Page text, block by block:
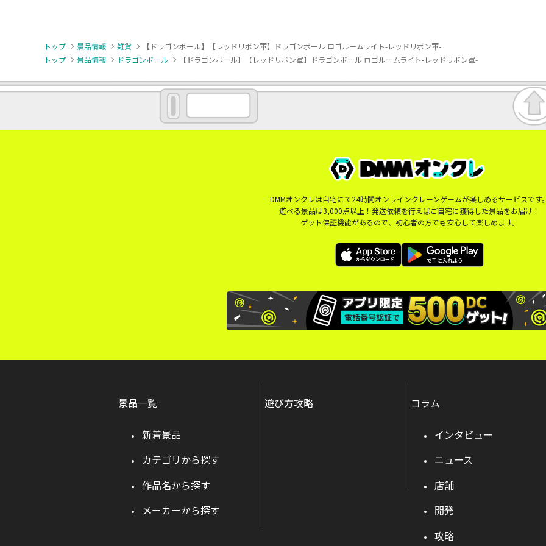
トップ 景品情報 雑貨
【ドラゴンボール】【レッドリボン軍】ドラゴンボール ロゴルームライト-レッドリボン軍-
トップ
景品情報 ドラゴンボール 【ドラゴンボール】【レッドリボン軍】ドラゴンボール ロゴルームライト-レッドリボン軍-
DMMオンクレは自宅にて24時間オンラインクレーンゲームが楽しめるサービスです
遊べる景品は3,000点以上！発送依頼を行えばご自宅に獲得した景品をお届け！
ゲット保証機能があるので、初心者の方でも安心して楽しめます。
景品一覧
新着景品
カテゴリから探す
作品名から探す
メーカーから探す
遊び方攻略 コラム
インタビュー
ニュース
店舗
開発
攻略